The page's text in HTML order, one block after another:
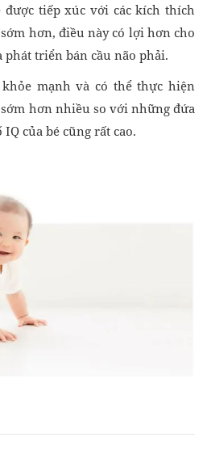
tiếp xúc với các kích thích
hơn, điều này có lợi hơn cho
triển bán cầu não phải.
mạnh và có thể thực hiện
hơn nhiều so với những đứa
của bé cũng rất cao.